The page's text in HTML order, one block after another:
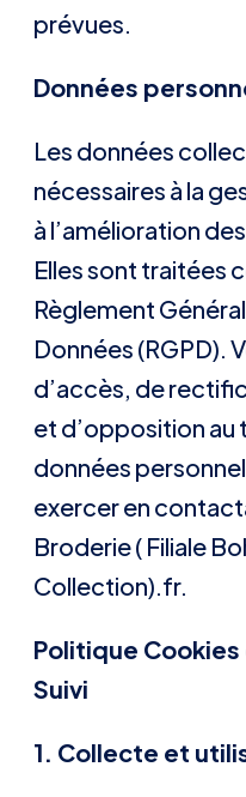
prévues.
Données
Les données
nécessaires à la
à l’amélioration
Elles sont traitées
Règlement
Données (RGPD).
d’accès, de
et d’opposition
données
exercer en
Broderie ( Filiale
Collection).fr.
Politique
Suivi
1. Collecte et